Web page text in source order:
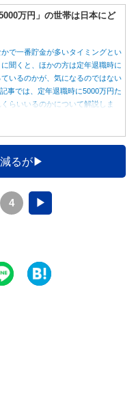
万円」の世帯は日本にど
で一番貯金が多いタイミングとい
聞くと、ほかの方は定年退職時に
いるのかが、気になるのではない
事では、定年退職時に5000万円た
らいいるのかについて解説しま
るが
4 ▶